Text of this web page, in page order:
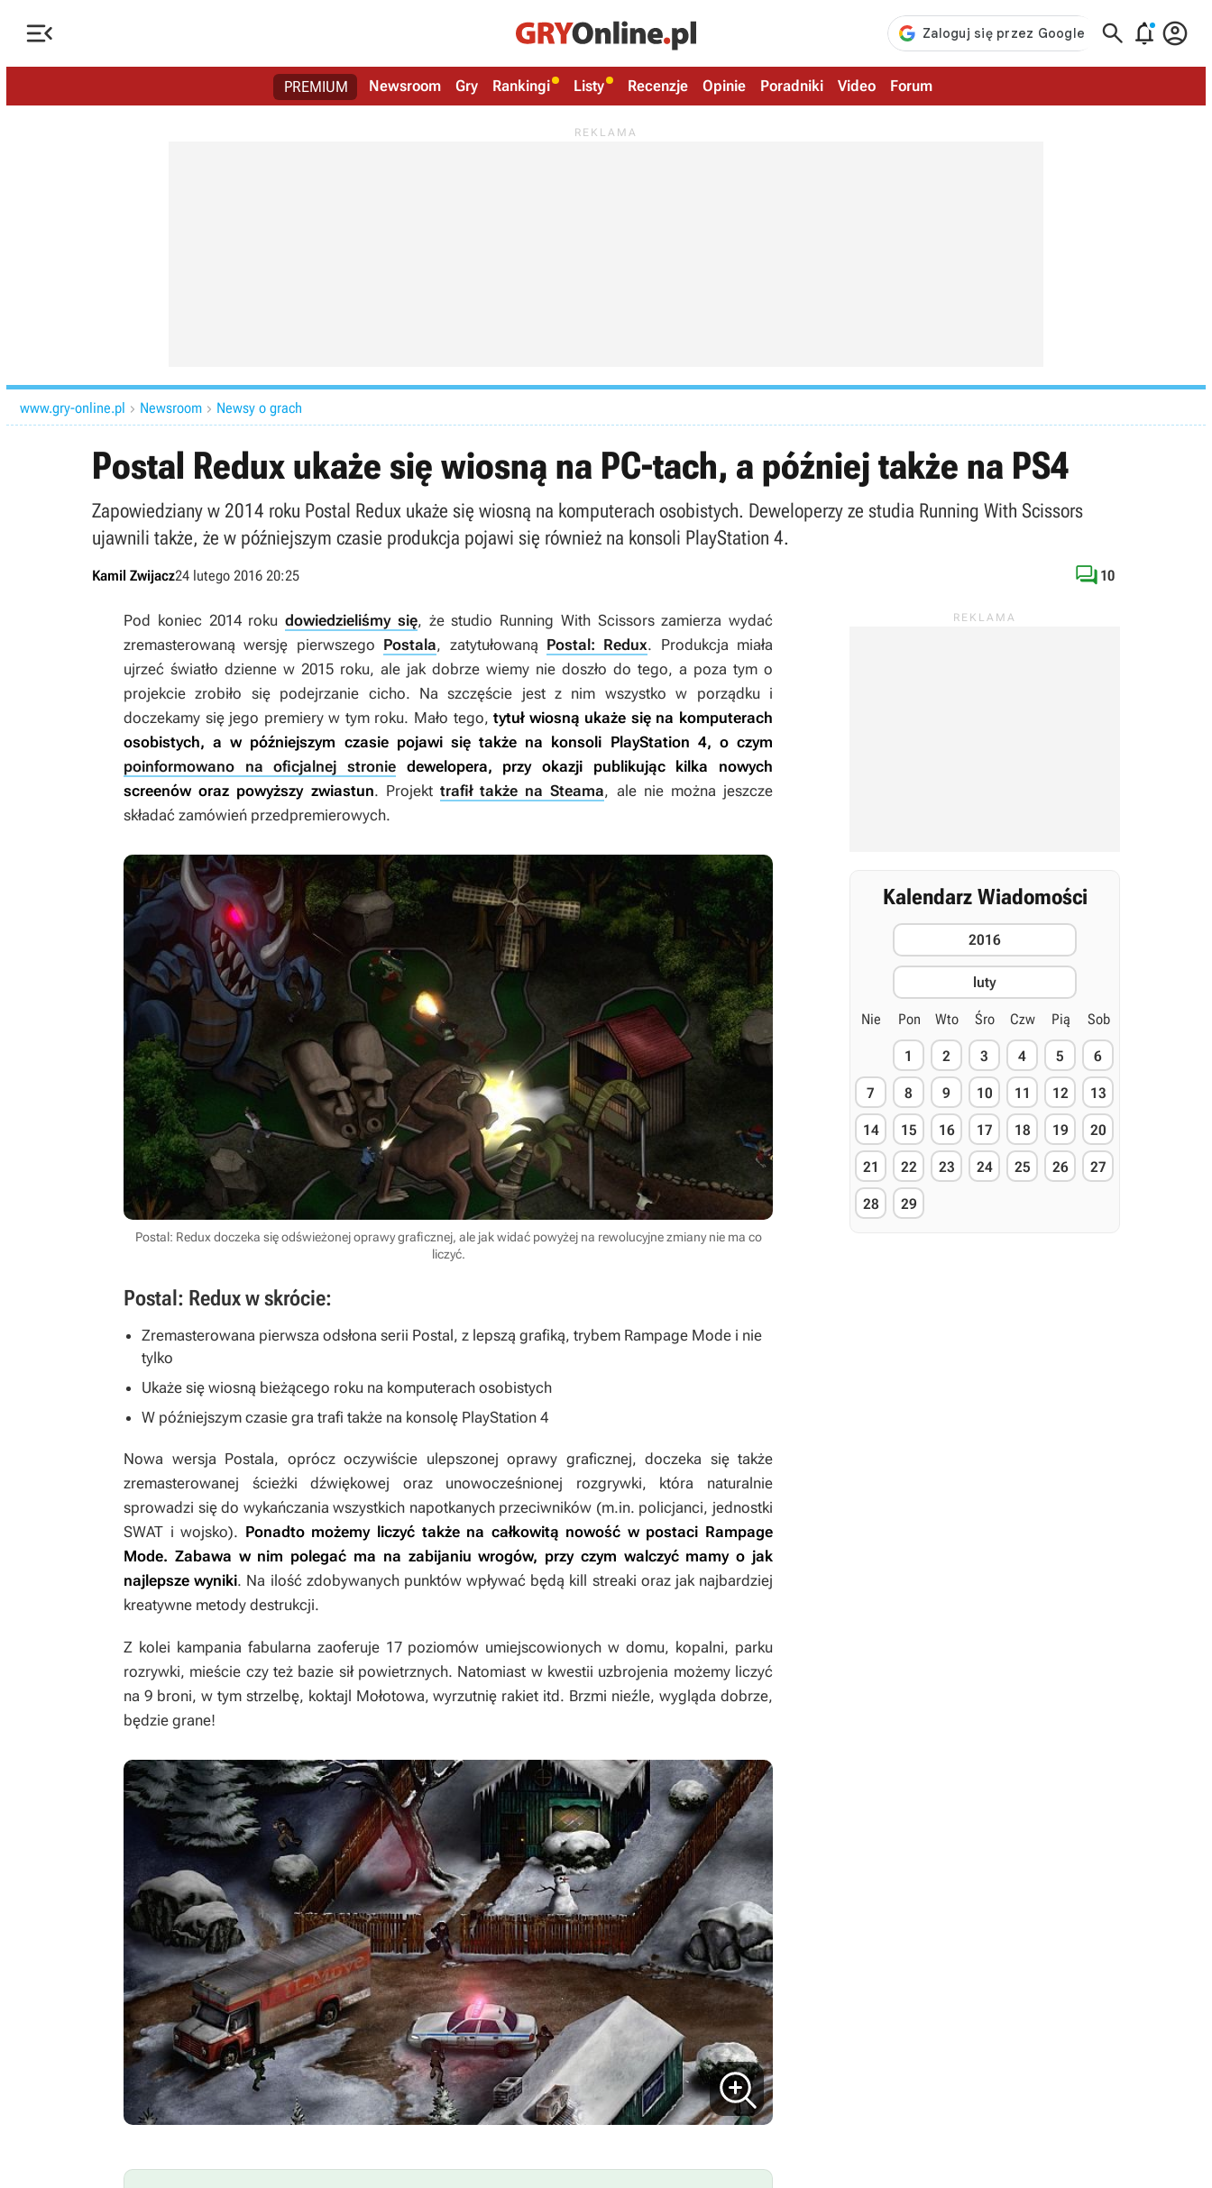
   
PREMIUM Newsroom Gry Rankingi Listy Recenzje Opinie Poradniki Video Forum
www.gry-online.pl  Newsroom  Newsy o grach
Postal Redux ukaże się wiosną na PC-tach, a później także na PS4
Zapowiedziany w 2014 roku Postal Redux ukaże się wiosną na komputerach osobistych. Deweloperzy ze studia Running With Scissors
ujawnili także, że w późniejszym czasie produkcja pojawi się również na konsoli PlayStation 4.
Kamil Zwijacz24 lutego 2016 20:25  10
Pod koniec 2014 roku dowiedzieliśmy się, że studio Running With Scissors zamierza wydać
zremasterowaną wersję pierwszego Postala, zatytułowaną Postal: Redux. Produkcja miała
ujrzeć światło dzienne w 2015 roku, ale jak dobrze wiemy nie doszło do tego, a poza tym o
projekcie zrobiło się podejrzanie cicho. Na szczęście jest z nim wszystko w porządku i
doczekamy się jego premiery w tym roku. Mało tego,tytuł wiosną ukaże się na komputerach
osobistych, a w późniejszym czasie pojawi się także na konsoli PlayStation 4, o czym
poinformowano na oficjalnej stronie dewelopera, przy okazji publikując kilka nowych
screenów oraz powyższy zwiastun. Projekt trafił także na Steama, ale nie można jeszcze
składać zamówień przedpremierowych.
Postal: Redux doczeka się odświeżonej oprawy graficznej, ale jak widać powyżej na rewolucyjne zmiany nie ma co
liczyć.
Postal: Redux w skrócie:
Zremasterowana pierwsza odsłona serii Postal, z lepszą grafiką, trybem Rampage Mode i nie
tylko
Ukaże się wiosną bieżącego roku na komputerach osobistych
W późniejszym czasie gra trafi także na konsolę PlayStation 4
Nowa wersja Postala, oprócz oczywiście ulepszonej oprawy graficznej, doczeka się także
zremasterowanej ścieżki dźwiękowej oraz unowocześnionej rozgrywki, która naturalnie
sprowadzi się do wykańczania wszystkich napotkanych przeciwników (m.in. policjanci, jednostki
SWAT i wojsko). Ponadto możemy liczyć także na całkowitą nowość w postaci Rampage
Mode. Zabawa w nim polegać ma na zabijaniu wrogów, przy czym walczyć mamy o jak
najlepsze wyniki. Na ilość zdobywanych punktów wpływać będą kill streaki oraz jak najbardziej
kreatywne metody destrukcji.
Z kolei kampania fabularna zaoferuje 17 poziomów umiejscowionych w domu, kopalni, parku
rozrywki, mieście czy też bazie sił powietrznych. Natomiast w kwestii uzbrojenia możemy liczyć
na 9 broni, w tym strzelbę, koktajl Mołotowa, wyrzutnię rakiet itd. Brzmi nieźle, wygląda dobrze,
będzie grane!
Kalendarz Wiadomości
2016
luty
Nie Pon Wto Śro Czw Pią Sob
1 2 3 4 5 6
7 8 9 10 11 12 13
14 15 16 17 18 19 20
21 22 23 24 25 26 27
28 29